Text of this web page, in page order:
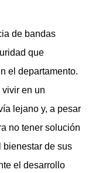
de bandas
que
el departamento.
en un
lejano y, a pesar
no tener solución
bienestar de sus
el desarrollo